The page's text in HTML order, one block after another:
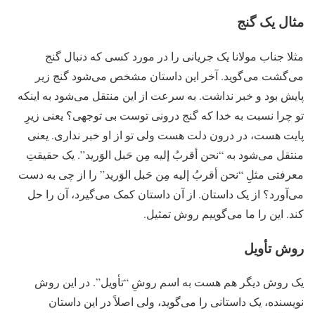
مثال یک گنج
مثلا جناب مولانا یک جریانی را در مورد کسی که دنبال گنج
می‌گشت می‌گوید. آخر این داستان مشخص می‌شود گنج زیر
پایش بود و خبر نداشت. به سرعت از این منتقل می‌شود به اینکه
تو چرا نسبت به خدا که گنج درونی توست بی توجهی؟ یعنی زیرِ
پایت هست، در درون دلت هست ولی تو از او خبر نداری. یعنی
منتقل می‌شود به “نحن أقربُ إلیه مِن حَبل الوَرید”. یک حقیقتِ
معرفتی مثلِ “نحن أقربُ إلیه مِن حَبل الوَرید” را از چی به دست
می‌آورد؟ از یک داستان. از آن داستان کمک می‌گیرد، آن را حل
کند. این را ما می‌گوییم روش تمثیل.
روش تأویل
یک روش دیگر هم هست به اسم روشِ “تأویل”. در این روش
نویسنده، یک داستانی را می‌گوید، ولی اصلاً در این داستان